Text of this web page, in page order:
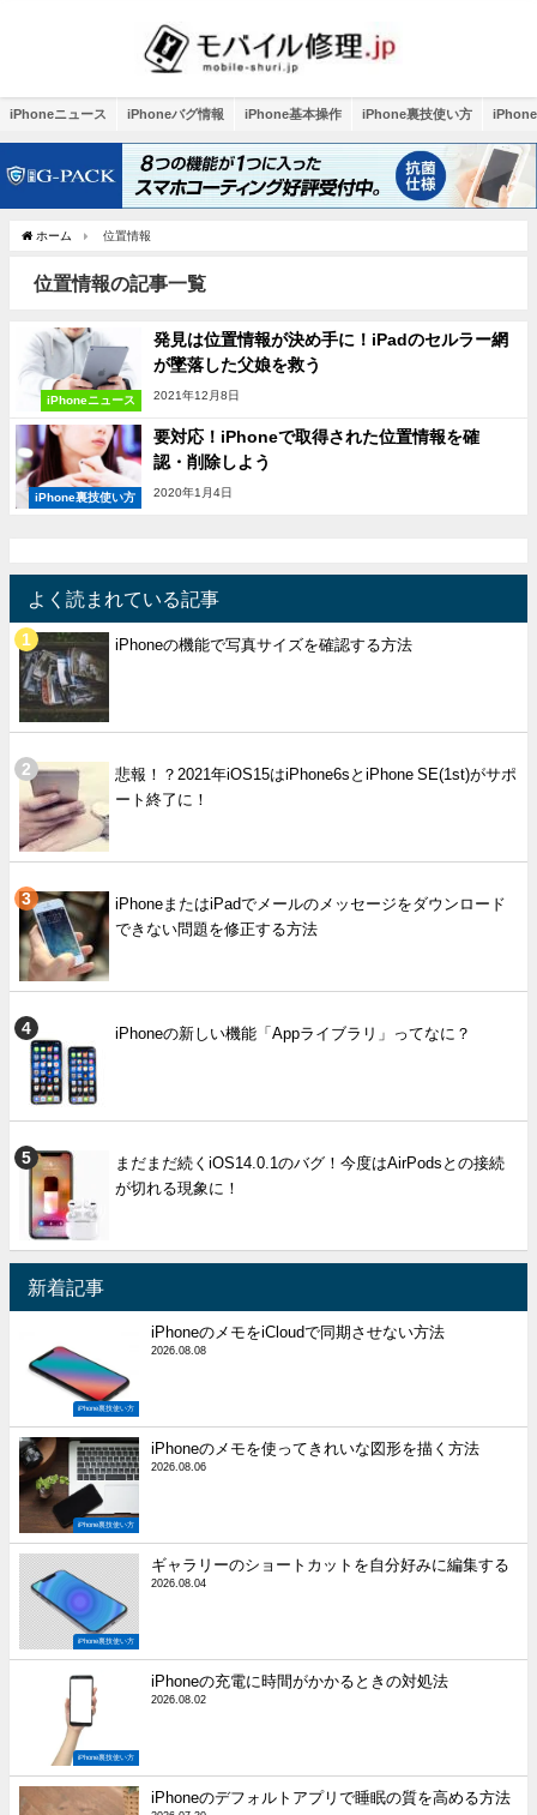
iPhoneニュース iPhoneバグ情報 iPhone基本操作 iPhone裏技使い方
ホーム 位置情報
位置情報の記事一覧
iPhoneニュース
発見は位置情報が決め手に！iPadのセルラー網
が墜落した父娘を救う
2021年12月8日
iPhone裏技使い方
要対応！iPhoneで取得された位置情報を確
認・削除しよう
2020年1月4日
よく読まれている記事
iPhoneの機能で写真サイズを確認する方法
悲報！？2021年iOS15はiPhone6sとiPhone SE(1st)がサポ
ート終了に！
iPhoneまたはiPadでメールのメッセージをダウンロード
できない問題を修正する方法
iPhoneの新しい機能「Appライブラリ」ってなに？
まだまだ続くiOS14.0.1のバグ！今度はAirPodsとの接続
が切れる現象に！
新着記事
iPhone裏技使い方
iPhoneのメモをiCloudで同期させない方法
2026.08.08
iPhone裏技使い方
iPhoneのメモを使ってきれいな図形を描く方法
2026.08.06
iPhone裏技使い方
ギャラリーのショートカットを自分好みに編集する
2026.08.04
iPhone裏技使い方
iPhoneの充電に時間がかかるときの対処法
2026.08.02
iPhoneのデフォルトアプリで睡眠の質を高める方法